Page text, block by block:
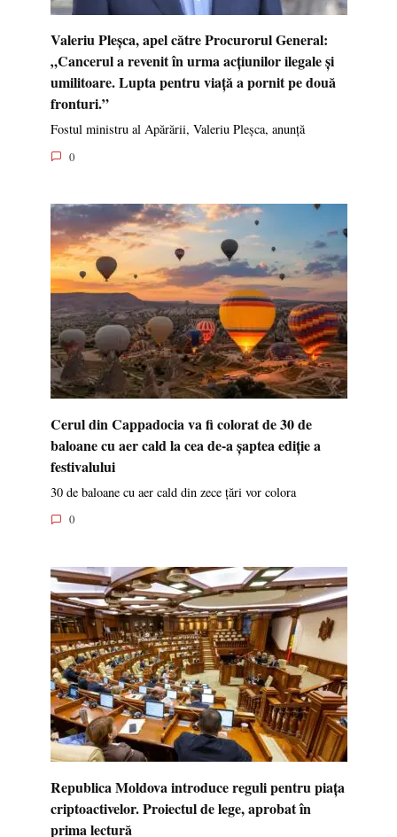
Valeriu Pleșca, apel către Procurorul General:
„Cancerul a revenit în urma acțiunilor ilegale și
umilitoare. Lupta pentru viață a pornit pe două
fronturi.”
Fostul ministru al Apărării, Valeriu Pleșca, anunță
0
Cerul din Cappadocia va fi colorat de 30 de
baloane cu aer cald la cea de-a șaptea ediție a
festivalului
30 de baloane cu aer cald din zece țări vor colora
0
Republica Moldova introduce reguli pentru piața
criptoactivelor. Proiectul de lege, aprobat în
prima lectură